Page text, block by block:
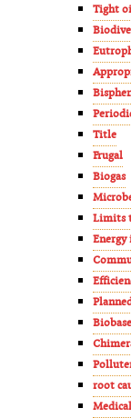
Tight
Title
Frugal
Biogas
Limits
root